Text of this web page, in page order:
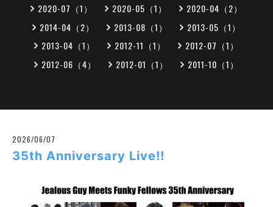
2020-07（1）
2020-05（1）
2020-04（2）
2014-04（2）
2013-08（1）
2013-05（1）
2013-04（1）
2012-11（1）
2012-07（1）
2012-06（4）
2012-01（1） 2011-10（1）
2026/06/07
35th Anniversary Live!!